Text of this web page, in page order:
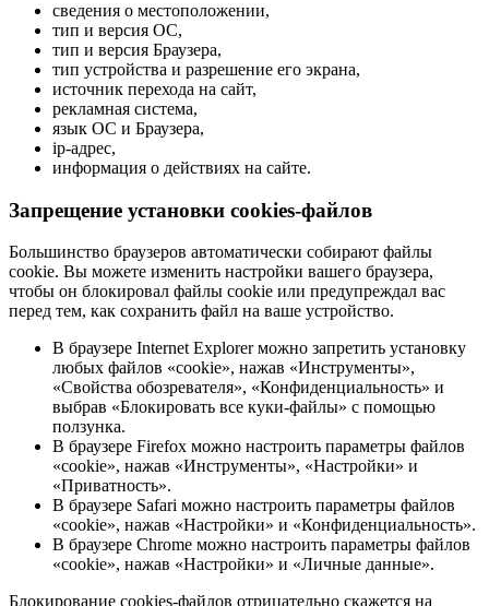
сведения о местоположении,
тип и версия ОС,
тип и версия Браузера,
тип устройства и разрешение его экрана,
источник перехода на сайт,
рекламная система,
язык ОС и Браузера,
ip-адрес,
информация о действиях на сайте.
Запрещение установки cookies-файлов
Большинство браузеров автоматически собирают файлы
cookie. Вы можете изменить настройки вашего браузера,
чтобы он блокировал файлы cookie или предупреждал вас
перед тем, как сохранить файл на ваше устройство.
В браузере Internet Explorer можно запретить установку
любых файлов «cookie», нажав «Инструменты»,
«Свойства обозревателя», «Конфиденциальность» и
выбрав «Блокировать все куки-файлы» с помощью
ползунка.
В браузере Firefox можно настроить параметры файлов
«cookie», нажав «Инструменты», «Настройки» и
«Приватность».
В браузере Safari можно настроить параметры файлов
«cookie», нажав «Настройки» и «Конфиденциальность».
В браузере Chrome можно настроить параметры файлов
«cookie», нажав «Настройки» и «Личные данные».
Блокирование cookies-файлов отрицательно скажется на